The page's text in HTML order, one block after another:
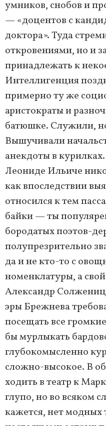
умников, снобов и
— «доцентов с
доктора». Туда
откровениями, но и
принадлежать к
Интеллигенция
примерно ту же
аристократы и
батюшке. Служили,
Вышучивали
анекдоты в
Леониде Ильиче
как впоследствии
относился к тем
байки — ты
бородатых поэтов-
полупрезрительно
да и не кто-то с
номенклатуры, а
Александр
эры Брежнева
посещать все
бы мурлыкать
глубокомысленно
сложно-высокое. В
ходить в театр к
глупо, но во всяком
кажется, нет модных